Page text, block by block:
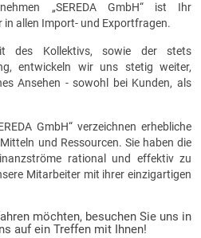
„SEREDA GmbH“ ist Ihr
allen Import- und Exportfragen.
des Kollektivs, sowie der stets
entwickeln wir uns stetig weiter,
Ansehen - sowohl bei Kunden, als
GmbH“ verzeichnen erhebliche
und Ressourcen. Sie haben die
rational und effektiv zu
Mitarbeiter mit ihrer einzigartigen
möchten, besuchen Sie uns in
auf ein Treffen mit Ihnen!